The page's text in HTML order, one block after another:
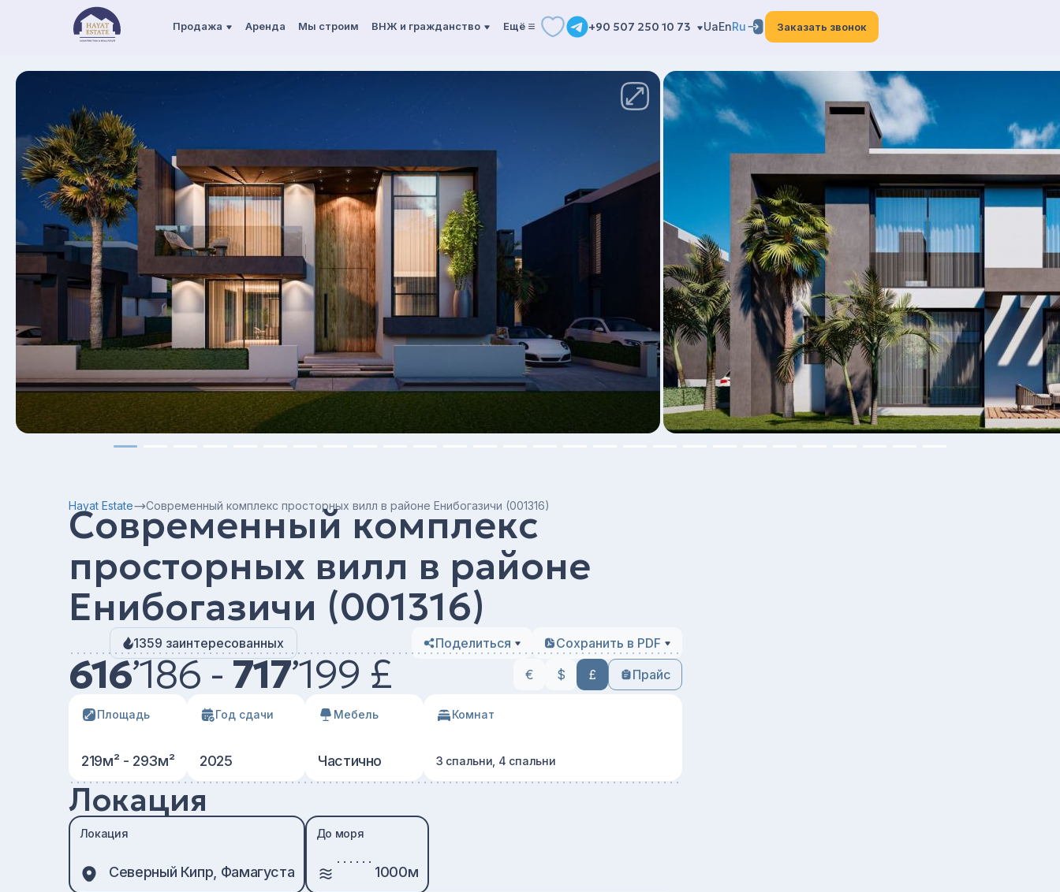
Продажа Аренда Мы строим ВНЖ и гражданство Ещё +90 507 250 10 73 UaEnRu Заказать звонок
Hayat Estate Современный комплекс просторных вилл в районе Енибогазичи (001316)
Современный комплекс
просторных вилл в районе
Енибогазичи (001316)
1359 заинтересованных Поделиться Сохранить в PDF
616’186 -717’199 £ € $ £ Прайс
Площадь
219м² - 293м²
Год сдачи
2025
Мебель
Частично
Комнат
3 спальни, 4 спальни
Локация
Локация
Северный Кипр, Фамагуста
До моря
1000м